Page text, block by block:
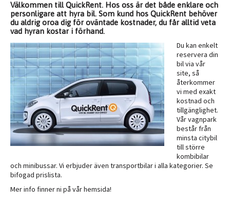
Välkommen till QuickRent. Hos oss är det både enklare och
personligare att hyra bil. Som kund hos QuickRent behöver
du aldrig oroa dig för oväntade kostnader, du får alltid veta
vad hyran kostar i förhand.
Du kan enkelt
reservera din
bil via vår
site, så
återkommer
vi med exakt
kostnad och
tillgänglighet.
Vår vagnpark
består från
minsta citybil
till större
kombibilar
och minibussar. Vi erbjuder även transportbilar i alla kategorier. Se
bifogad prislista.
Mer info finner ni på vår hemsida!